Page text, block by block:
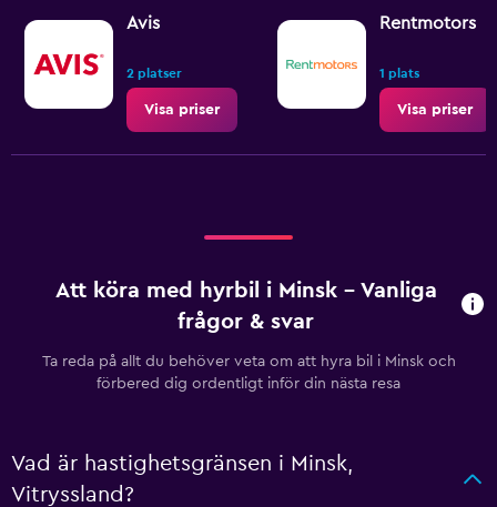
Range:
to
Avis
2 platser
Visa priser
Rentmotors
1 plats
Visa priser
Att köra med hyrbil i Minsk – Vanliga
frågor & svar
Ta reda på allt du behöver veta om att hyra bil i Minsk och
förbered dig ordentligt inför din nästa resa
Vad är hastighetsgränsen i Minsk,
Vitryssland?